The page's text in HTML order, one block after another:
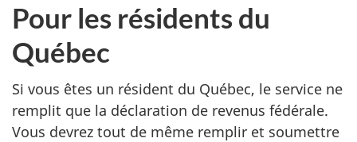
Pour les résidents du
Québec
Si vous êtes un résident du Québec, le service ne
remplit que la déclaration de revenus fédérale.
Vous devrez tout de même remplir et soumettre